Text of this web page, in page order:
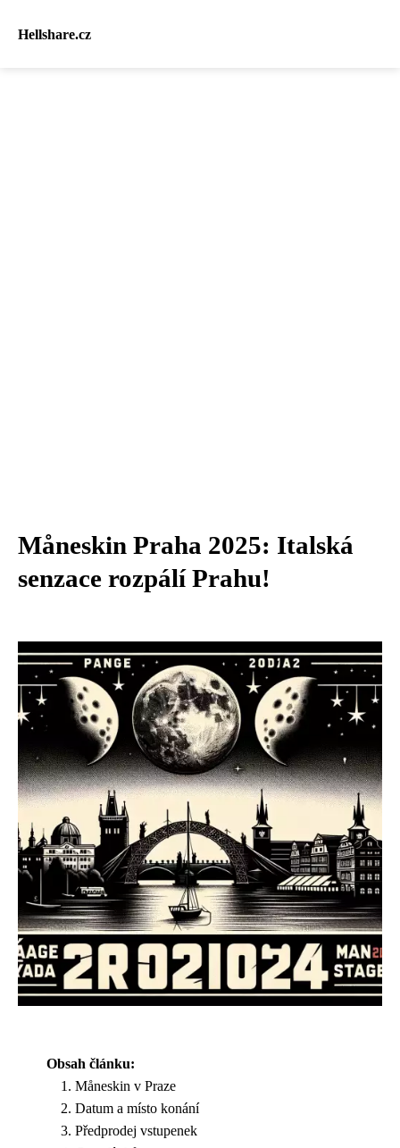
Hellshare.cz
Måneskin Praha 2025: Italská
senzace rozpálí Prahu!
Obsah článku:
Måneskin v Praze
Datum a místo konání
Předprodej vstupenek